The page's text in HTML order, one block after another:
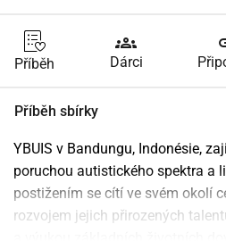
Příběh
groups
Dárci
Příběh sbírky
YBUIS v Bandungu, Indonésie,
poruchou autistického spektra a
postižením se cítí ve svém okolí
rozvojem jejich přirozených